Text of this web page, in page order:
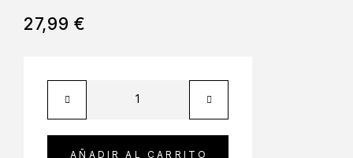
27,99 €
AÑADIR AL CARRITO